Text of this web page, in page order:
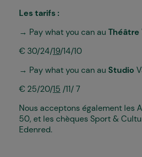
Les tarifs :
→ Pay what you can au Théâtre
€ 30/24/19/14/10
→ Pay what you can au Studio
€ 25/20/15 /11/ 7
Nous acceptons également les
50, et les chèques Sport &
Edenred.